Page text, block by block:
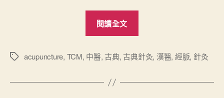
閱讀全文
醫
與
標
acupuncture, TCM, 中醫,古典,古典針灸, 漢醫, 經脈, 針灸